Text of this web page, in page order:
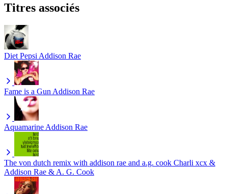
Titres associés
Diet Pepsi Addison Rae
Fame is a Gun Addison Rae
Aquamarine Addison Rae
The von dutch remix with addison rae and a.g. cook Charli xcx &
Addison Rae & A. G. Cook